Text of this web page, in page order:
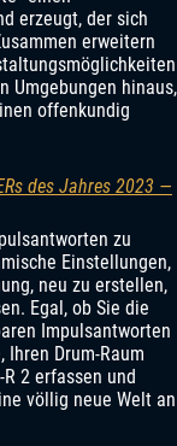
erzeugt, der sich
erweitern
Umgebungen hinaus,
offenkundig
des Jahres 2023 —
zu
Einstellungen,
neu zu erstellen,
Egal, ob Sie die
Impulsantworten
Drum-Raum
2 erfassen und
völlig neue Welt an